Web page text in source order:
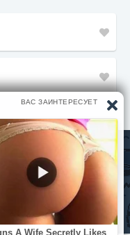
любым вопросам